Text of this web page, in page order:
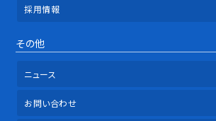
採用情報
その他
ニュース
お問い合わせ